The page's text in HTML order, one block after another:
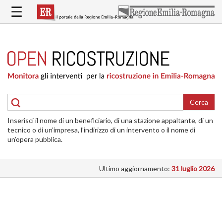
contenuto
RICOSTRUZIONE
PUBBLICA
DELLE
ABITAZIONI
RICOSTRUZIONE
ATTIVITÀ
INTERVENTI
☰
Cerca
Inserisci il nome di un beneficiario, di una stazione appaltante, di un
tecnico o di un’impresa, l’indirizzo di un intervento o il nome di
un’opera pubblica.
Ultimo aggiornamento: 31 luglio 2026